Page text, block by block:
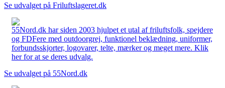
Se udvalget på Friluftslageret.dk
55Nord.dk har siden 2003 hjulpet et utal af friluftsfolk, spejdere
og FDFere med outdoorgrej, funktionel beklædning, uniformer,
forbundsskjorter, logovarer, telte, mærker og meget mere. Klik
her for at se deres udvalg.
Se udvalget på 55Nord.dk